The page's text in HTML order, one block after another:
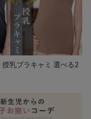
授乳ブラキャミ 選べる2